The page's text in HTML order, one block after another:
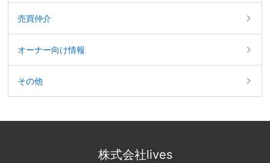
売買仲介
オーナー向け情報
その他
株式会社lives